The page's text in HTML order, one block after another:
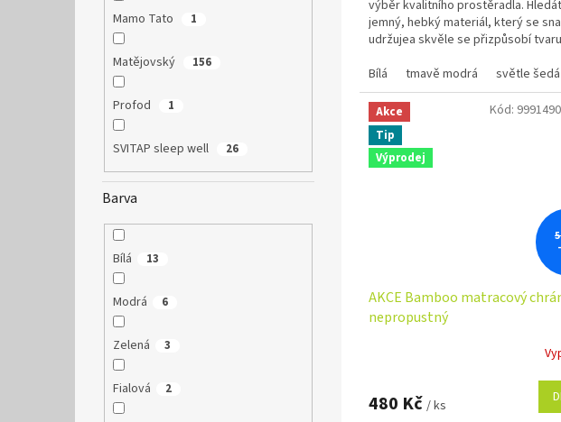
Mamo Tato 1
Matějovský 156
Profod 1
SVITAP sleep well 26
Barva
Bílá 13
Modrá 6
Zelená 3
Fialová 2
výběr kvalitního prostěradla.
jemný, hebký materiál, který se
udržujea skvěle se přizpůsobí tvaru
Bílá
tmavě modrá světle šedá
Akce
Tip
Výprodej
AKCE Bamboo matracový
nepropustný
480 Kč / ks
Kód: